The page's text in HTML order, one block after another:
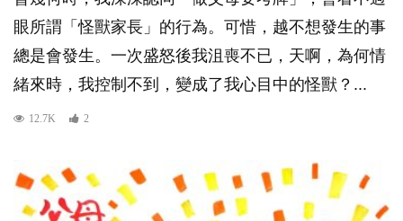
眼所謂「怪獸家長」的行為。可惜，越不想發生的事
總是會發生。一次盛怒後我沮喪不已，天啊，為何情
緒來時，我控制不到，變成了我心目中的怪獸？...
12.7K 2